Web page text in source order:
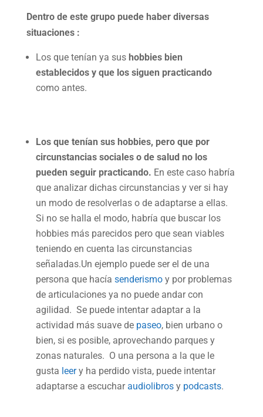
Dentro de este grupo puede haber diversas
situaciones :
Los que tenían ya sus hobbies bien
establecidos y que los siguen practicando
como antes.
Los que tenían sus hobbies, pero que por
circunstancias sociales o de salud no los
pueden seguir practicando. En este caso habría
que analizar dichas circunstancias y ver si hay
un modo de resolverlas o de adaptarse a ellas.
Si no se halla el modo, habría que buscar los
hobbies más parecidos pero que sean viables
teniendo en cuenta las circunstancias
señaladas.Un ejemplo puede ser el de una
persona que hacía senderismoy por problemas
de articulaciones ya no puede andar con
agilidad. Se puede intentar adaptar a la
actividad más suave de paseo, bien urbano o
bien, si es posible, aprovechando parques y
zonas naturales. O una persona a la que le
gusta leery ha perdido vista, puede intentar
adaptarse a escucharaudiolibrosy podcasts.